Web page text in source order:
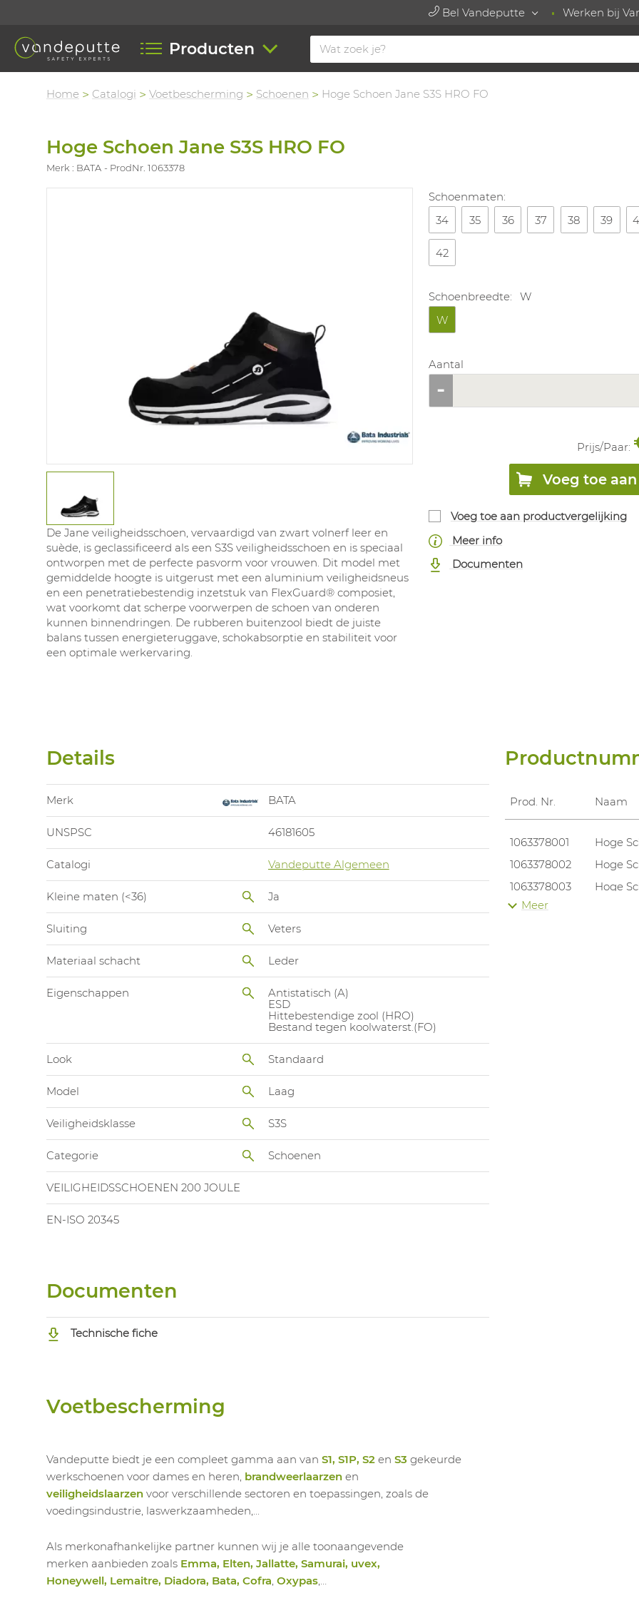
Bel Vandeputte Werken bij
Producten
Home Catalogi Voetbescherming Schoenen Hoge Schoen Jane S3S HRO FO
Hoge Schoen Jane S3S HRO FO
Merk : BATA ProdNr. 1063378
De Jane veiligheidsschoen, vervaardigd van zwart volnerf leer en
suède, is geclassificeerd als een S3S veiligheidsschoen en is speciaal
ontworpen met de perfecte pasvorm voor vrouwen. Dit model met
gemiddelde hoogte is uitgerust met een aluminium veiligheidsneus
en een penetratiebestendig inzetstuk van FlexGuard® composiet,
wat voorkomt dat scherpe voorwerpen de schoen van onderen
kunnen binnendringen. De rubberen buitenzool biedt de juiste
balans tussen energieteruggave, schokabsorptie en stabiliteit voor
een optimale werkervaring.
Schoenmaten:
34
35 36 37 38 39
42
Schoenbreedte:
W
W
Aantal
Prijs/Paar:
Voeg toe
Voeg toe aan productvergelijking
Meer info
Documenten
Details
Merk BATA
UNSPSC 46181605
Catalogi Vandeputte Algemeen
Kleine maten (<36) Ja
Sluiting Veters
Materiaal schacht Leder
Eigenschappen
Antistatisch (A)
ESD
Hittebestendige zool (HRO)
Bestand tegen koolwaterst.(FO)
Look Standaard
Model Laag
Veiligheidsklasse S3S
Categorie Schoenen
VEILIGHEIDSSCHOENEN 200 JOULE
EN-ISO 20345
Prod. Nr. Naam
1063378001 Hoge
1063378002
Hoge
1063378003
Hoge
1063378004
Meer
Documenten
Technische fiche
Voetbescherming
Vandeputte biedt je een compleet gamma aan van S1, S1P, S2 en S3 gekeurde
werkschoenen voor dames en heren, brandweerlaarzen en
veiligheidslaarzen voor verschillende sectoren en toepassingen, zoals de
voedingsindustrie, laswerkzaamheden,...
Als merkonafhankelijke partner kunnen wij je alle toonaangevende
merken aanbieden zoals Emma, Elten, Jallatte, Samurai, uvex,
Honeywell, Lemaitre, Diadora, Bata, Cofra, Oxypas,…